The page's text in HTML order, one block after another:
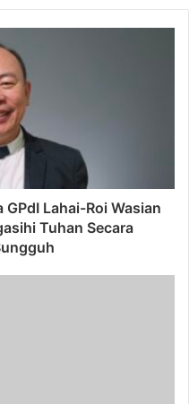
Lahai-Roi Wasian
Tuhan Secara